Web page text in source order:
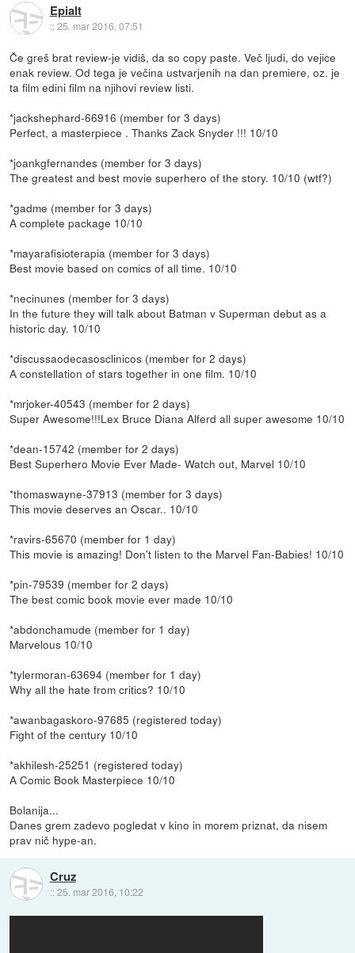
Epialt
::25. mar 2016, 07:51
Če greš brat review-je vidiš, da so copy paste. Več ljudi, do vejice
enak review. Od tega je večina ustvarjenih na dan premiere, oz. je
ta film edini film na njihovi review listi.
*jackshephard-66916 (member for 3 days)
Perfect, a masterpiece . Thanks Zack Snyder !!! 10/10
*joankgfernandes (member for 3 days)
The greatest and best movie superhero of the story. 10/10 (wtf?)
*gadme (member for 3 days)
A complete package 10/10
*mayarafisioterapia (member for 3 days)
Best movie based on comics of all time. 10/10
*necinunes (member for 3 days)
In the future they will talk about Batman v Superman debut as a
historic day. 10/10
*discussaodecasosclinicos (member for 2 days)
A constellation of stars together in one film. 10/10
*mrjoker-40543 (member for 2 days)
Super Awesome!!!Lex Bruce Diana Alferd all super awesome 10/10
*dean-15742 (member for 2 days)
Best Superhero Movie Ever Made- Watch out, Marvel 10/10
*thomaswayne-37913 (member for 3 days)
This movie deserves an Oscar.. 10/10
*ravirs-65670 (member for 1 day)
This movie is amazing! Don't listen to the Marvel Fan-Babies! 10/10
*pin-79539 (member for 2 days)
The best comic book movie ever made 10/10
*abdonchamude (member for 1 day)
Marvelous 10/10
*tylermoran-63694 (member for 1 day)
Why all the hate from critics? 10/10
*awanbagaskoro-97685 (registered today)
Fight of the century 10/10
*akhilesh-25251 (registered today)
A Comic Book Masterpiece 10/10
Bolanija...
Danes grem zadevo pogledat v kino in morem priznat, da nisem
prav nič hype-an.
Cruz
::25. mar 2016, 10:22